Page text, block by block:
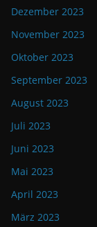
Dezember 2023
November 2023
Oktober 2023
September 2023
August 2023
Juli 2023
Juni 2023
Mai 2023
April 2023
März 2023